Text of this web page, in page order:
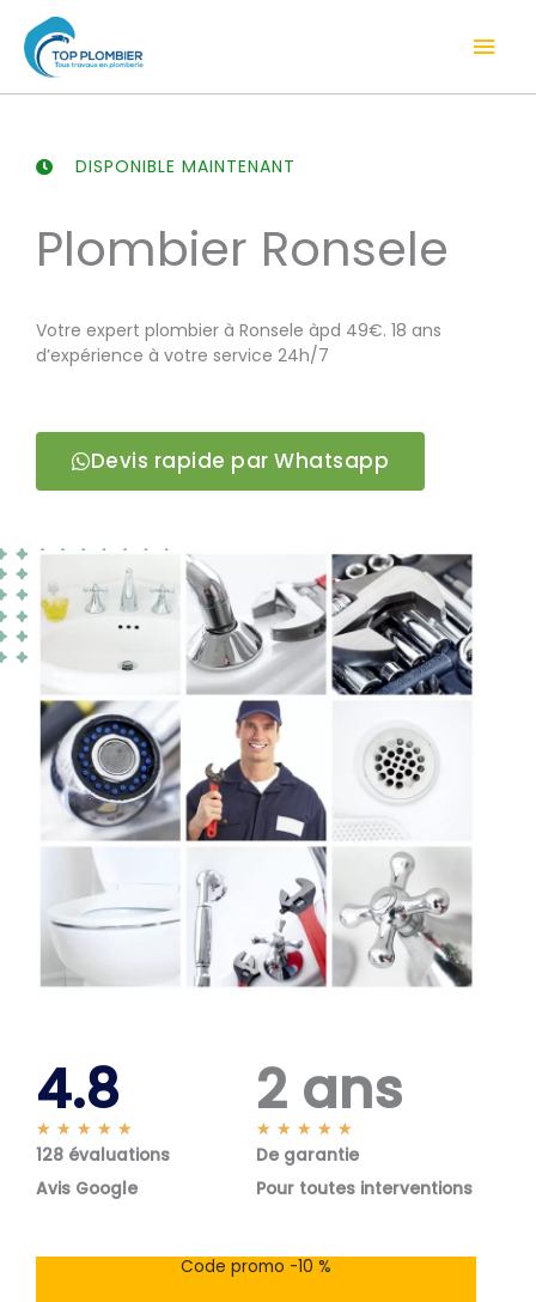
contenu
DISPONIBLE MAINTENANT
Plombier Ronsele
Votre expert plombier à Ronsele àpd 49€. 18 ans
d’expérience à votre service 24h/7
Devis rapide par Whatsapp
4.8
★ ★ ★ ★ ★
o
s
128 évaluations
Avis Google
2 ans
★ ★ ★ ★ ★
o
s
De garantie
Pour toutes interventions
Code promo -10 %